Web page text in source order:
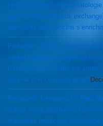
provoquer une
clair, la Bourse (stock
fabricants des vaccins
Protected: Dr Oz, médecin-
vague holistique, se présente
Pennsylvanie “contre les
général (the common good)
Protected: L’éminent Dr. Paul
autres soins alternatifs,
standards médicaux davantage